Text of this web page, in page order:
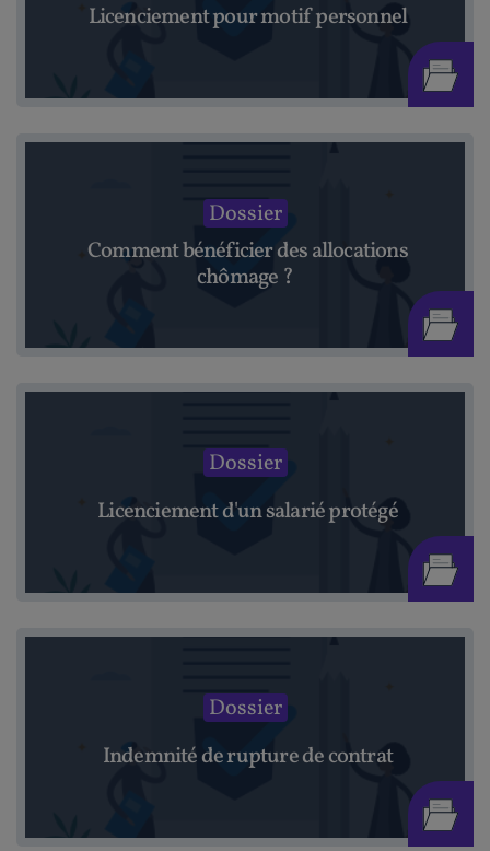
Licenciement pour motif personnel
Dossier
Comment bénéficier des allocations
chômage ?
Dossier
Licenciement d'un salarié protégé
Dossier
Indemnité de rupture de contrat